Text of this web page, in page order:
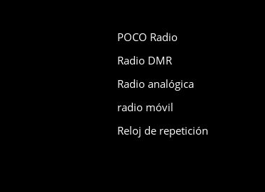
POCO Radio
Radio DMR
Radio analógica
radio móvil
Reloj de repetición